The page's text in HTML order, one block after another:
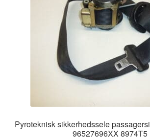
Pyroteknisk sikkerhedssele
96527696XX 8974T5